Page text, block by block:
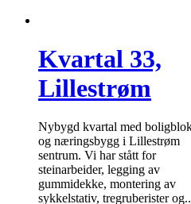
Kvartal 33,
Lillestrøm
Nybygd kvartal med
og næringsbygg i Lillestrøm
sentrum. Vi har stått for
steinarbeider, legging av
gummidekke, montering av
sykkelstativ, tregruberister